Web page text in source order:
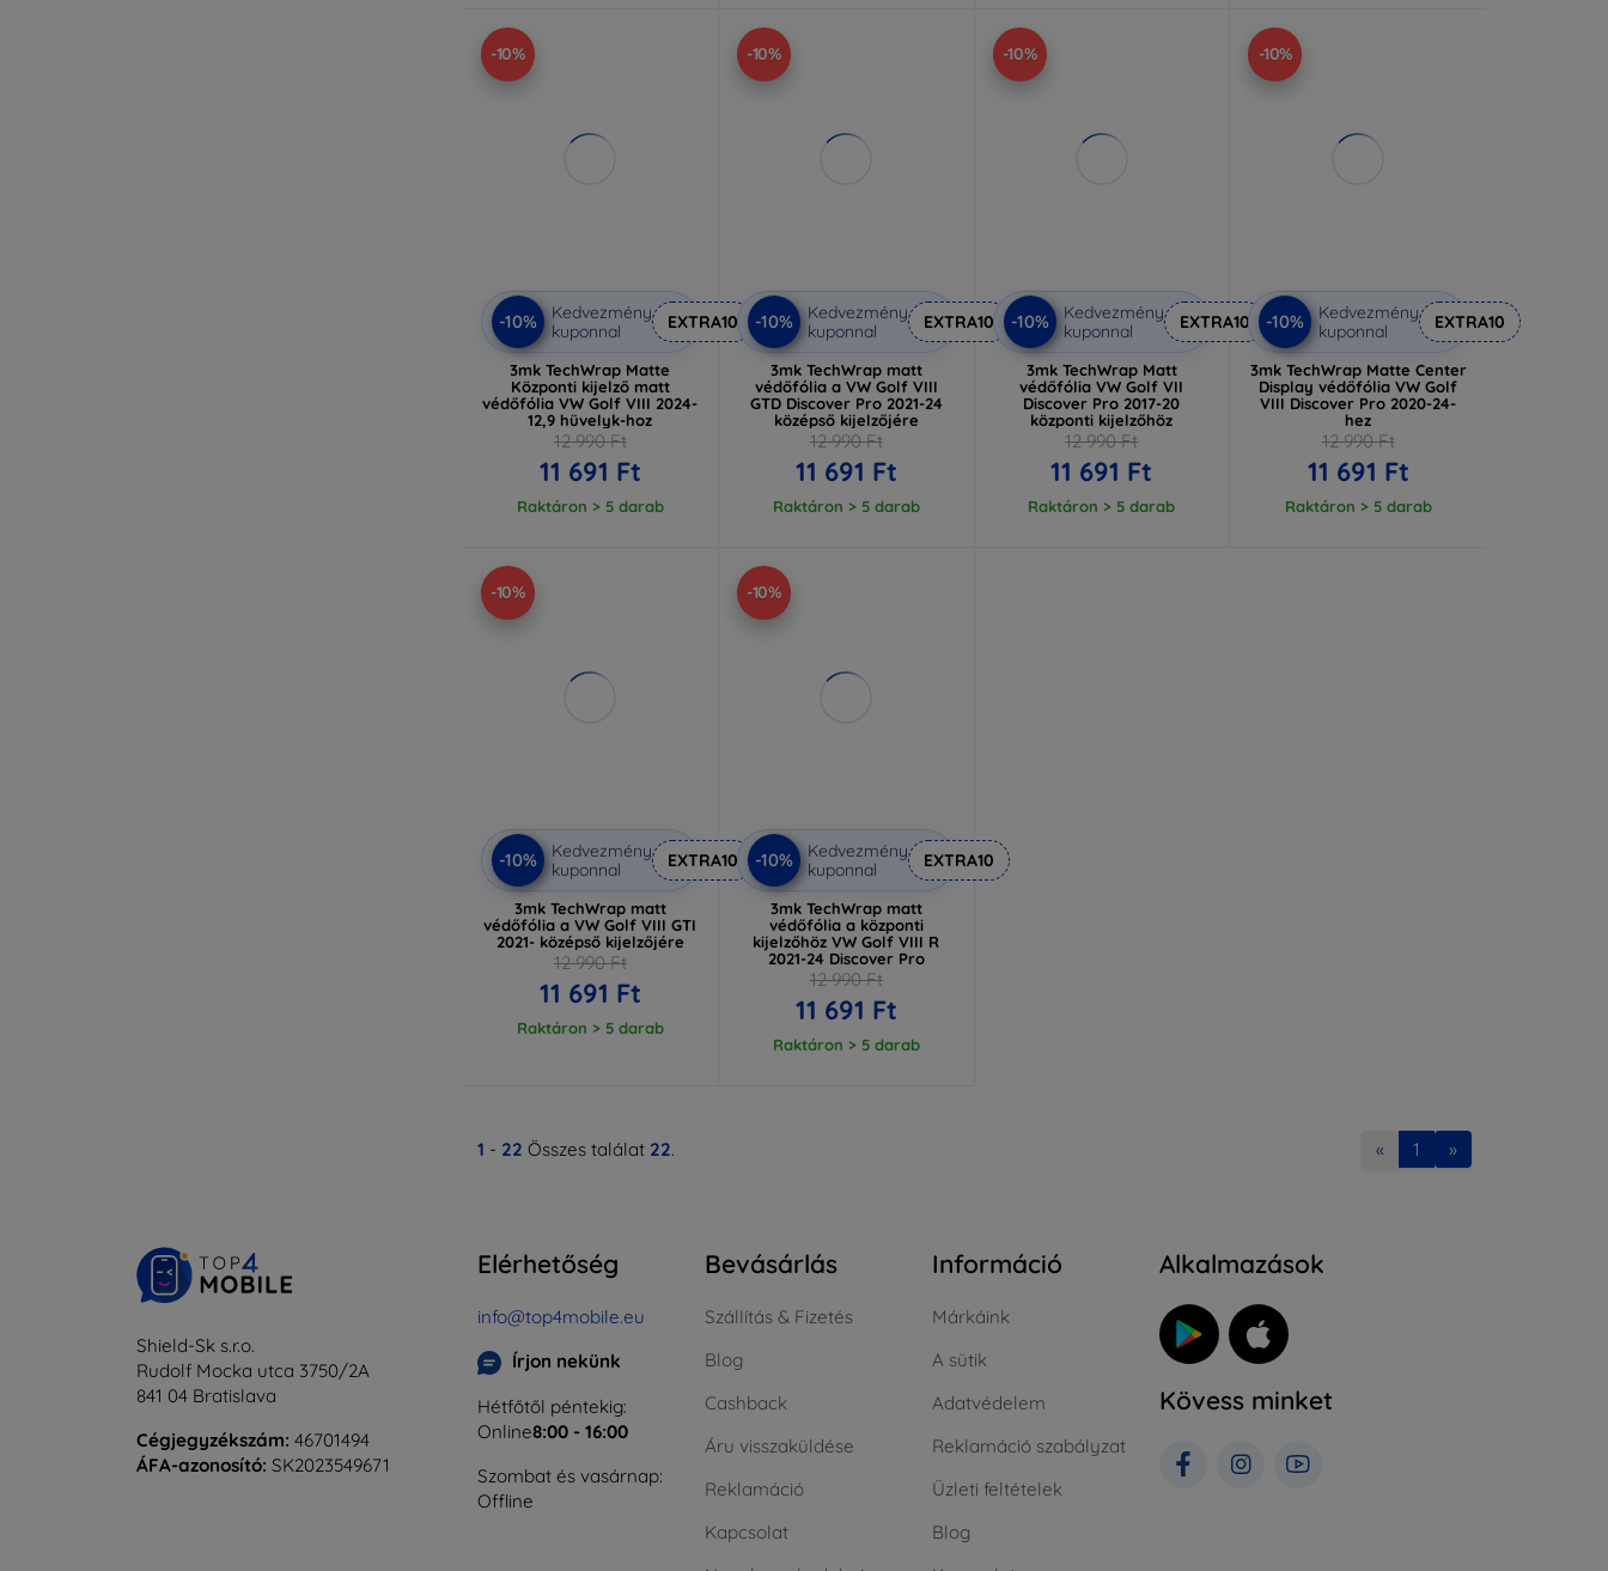
-10%
-10%
Kedvezmény
kuponnal
EXTRA10
3mk TechWrap Matte
Központi kijelző matt
védőfólia VW Golf VIII 2024-
12,9 hüvelyk-hoz
12 990 Ft
11 691 Ft
Raktáron > 5 darab
-10%
-10%
Kedvezmény
kuponnal
EXTRA10
3mk TechWrap matt
védőfólia a VW Golf VIII
GTD Discover Pro 2021-24
középső kijelzőjére
12 990 Ft
11 691 Ft
Raktáron > 5 darab
-10%
-10%
Kedvezmény
kuponnal
EXTRA10
3mk TechWrap Matt
védőfólia VW Golf VII
Discover Pro 2017-20
központi kijelzőhöz
12 990 Ft
11 691 Ft
Raktáron > 5 darab
-10%
-10%
Kedvezmény
kuponnal
EXTRA10
3mk TechWrap Matte Center
Display védőfólia VW Golf
VIII Discover Pro 2020-24-
hez
12 990 Ft
11 691 Ft
Raktáron > 5 darab
-10%
-10%
Kedvezmény
kuponnal
EXTRA10
3mk TechWrap matt
védőfólia a VW Golf VIII GTI
2021- középső kijelzőjére
12 990 Ft
11 691 Ft
Raktáron > 5 darab
-10%
-10%
Kedvezmény
kuponnal
EXTRA10
3mk TechWrap matt
védőfólia a központi
kijelzőhöz VW Golf VIII R
2021-24 Discover Pro
12 990 Ft
11 691 Ft
Raktáron > 5 darab
1 - 22 Összes találat 22. « 1 »
Shield-Sk s.r.o.
Rudolf Mocka utca 3750/2A
841 04 Bratislava
Cégjegyzékszám: 46701494
ÁFA-azonosító: SK2023549671
Elérhetőség
info@top4mobile.eu
Írjon nekünk
Hétfőtől péntekig:
Online8:00 - 16:00
Szombat és vasárnap:
Offline
Bevásárlás
Szállítás & Fizetés
Blog
Cashback
Áru visszaküldése
Reklamáció
Kapcsolat
Információ
Márkáink
A sütik
Adatvédelem
Reklamáció szabályzat
Üzleti feltételek
Blog
Alkalmazások
Kövess minket